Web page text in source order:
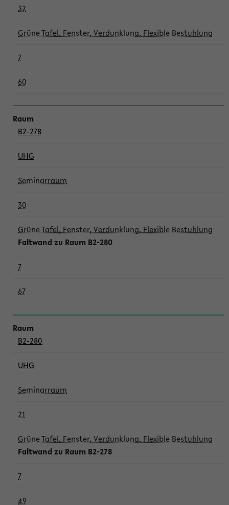
32
Grüne Tafel, Fenster, Verdunklung, Flexible Bestuhlung
7
60
B2-278
UHG
Seminarraum
30
Grüne Tafel, Fenster, Verdunklung, Flexible Bestuhlung
Faltwand zu Raum B2-280
7
67
B2-280
UHG
Seminarraum
21
Grüne Tafel, Fenster, Verdunklung, Flexible Bestuhlung
Faltwand zu Raum B2-278
7
49